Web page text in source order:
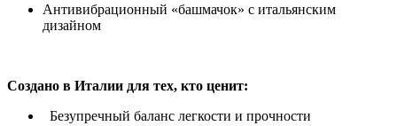
Антивибрационный «башмачок» с итальянским
дизайном
Создано в Италии для тех, кто ценит:
Безупречный баланс легкости и прочности